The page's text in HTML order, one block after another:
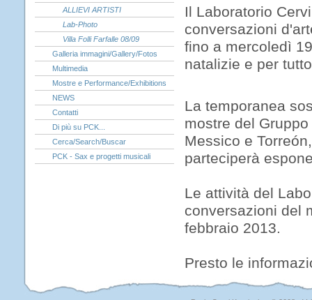
ALLIEVI ARTISTI
Lab-Photo
Villa Folli Farfalle 08/09
Galleria immagini/Gallery/Fotos
Multimedia
Mostre e Performance/Exhibitions
NEWS
Contatti
Di più su PCK...
Cerca/Search/Buscar
PCK - Sax e progetti musicali
Il Laboratorio
conversazioni
fino a mercoledì
natalizie e per
La temporanea
mostre del
Messico e
parteciperà
Le attività del
conversazioni del
febbraio 2013.
Presto le